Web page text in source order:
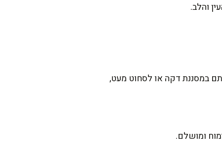
והלב.
במסננת דקה או לסחוט מעט,
ומושלם.